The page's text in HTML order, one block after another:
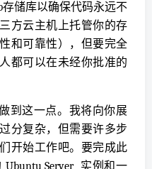
储库以确保代码永远不
方云主机上托管你的存
和可靠性），但要完全
都可以在未经你批准的
到这一点。我将向你展
分复杂，但需要许多步
开始工作吧。要完成此
Server 实例和一